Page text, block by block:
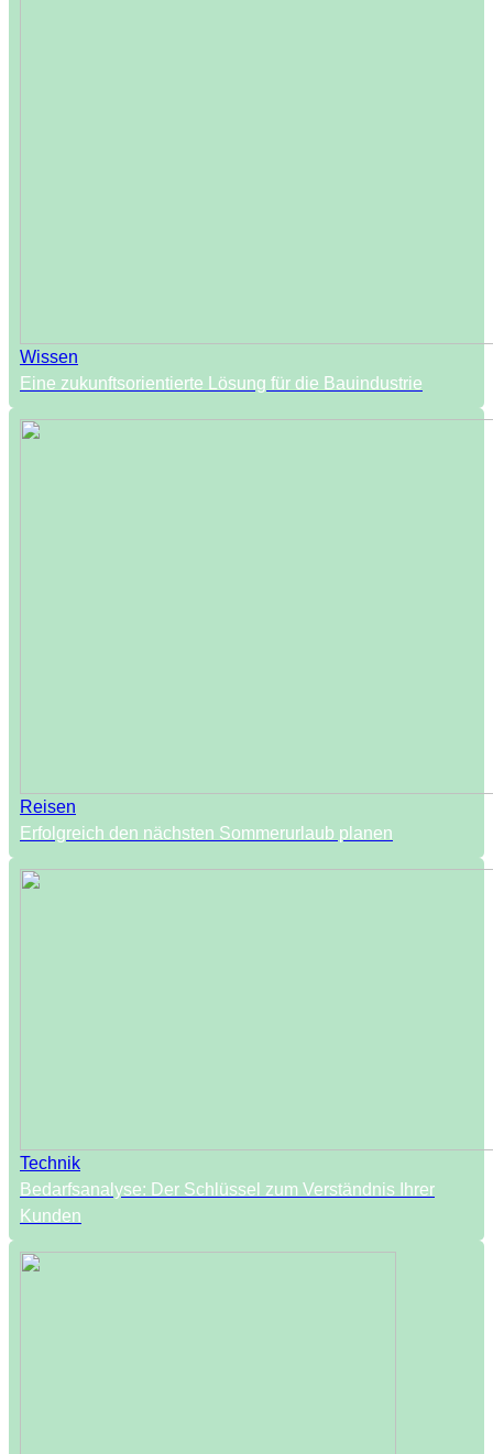
Wissen
Eine zukunftsorientierte Lösung für die Bauindustrie
Reisen
Erfolgreich den nächsten Sommerurlaub planen
Technik
Bedarfsanalyse: Der Schlüssel zum Verständnis Ihrer
Kunden